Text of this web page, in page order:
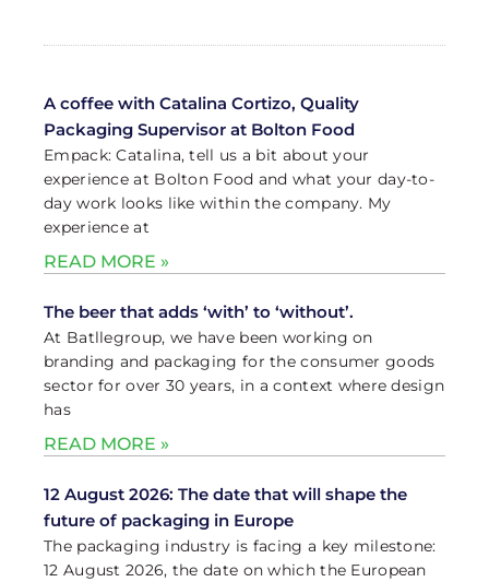
A coffee with Catalina Cortizo, Quality
Packaging Supervisor at Bolton Food
Empack: Catalina, tell us a bit about your
experience at Bolton Food and what your day-to-
day work looks like within the company. My
experience at
READ MORE »
The beer that adds ‘with’ to ‘without’.
At Batllegroup, we have been working on
branding and packaging for the consumer goods
sector for over 30 years, in a context where design
has
READ MORE »
12 August 2026: The date that will shape the
future of packaging in Europe
The packaging industry is facing a key milestone:
12 August 2026, the date on which the European